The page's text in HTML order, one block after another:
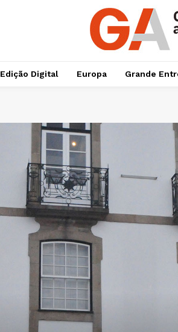
Edição Digital Europa Grande